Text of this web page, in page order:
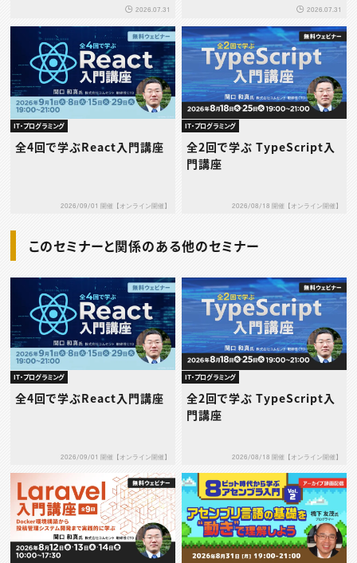
2026.07.31 2026.07.31
IT・プログラミング
全4回で学ぶReact入門講座
2026/09/01 開催【オンライン開催】
IT・プログラミング
全2回で学ぶ TypeScript入
門講座
2026/08/18 開催【オンライン開催】
このセミナーと関係のある他のセミナー
IT・プログラミング
全4回で学ぶReact入門講座
2026/09/01 開催【オンライン開催】
IT・プログラミング
全2回で学ぶ TypeScript入
門講座
2026/08/18 開催【オンライン開催】